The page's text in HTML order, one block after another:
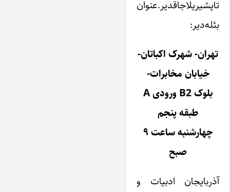
تاپشیریلاجاقدیر.عنوان
بئله‌دیر:
تهران- شهرک اکباتان-
خیابان مخابرات-
بلوک B2 ورودی A
طبقه پنجم
چهارشنبه ساعت ۹
صبح
آذربایجان ادبیات و